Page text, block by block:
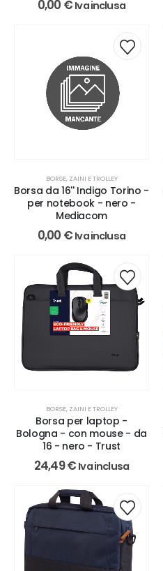
0,00 € Iva inclusa
BORSE, ZAINI E TROLLEY
Borsa da 16'' Indigo Torino -
per notebook - nero -
Mediacom
0,00 € Iva inclusa
BORSE, ZAINI E TROLLEY
Borsa per laptop -
Bologna - con mouse - da
16 - nero - Trust
24,49€ Iva inclusa